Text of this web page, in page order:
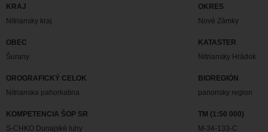
KRAJ
Nitriansky kraj
OKRES
Nové Zámky
OBEC
Šurany
KATASTER
Nitriansky Hrádok
OROGRAFICKÝ CELOK
Nitrianska pahorkatina
BIOREGIÓN
panonsky region
KOMPETENCIA ŠOP SR
S-CHKO Dunajské luhy
TM (1:50 000)
M-34-133-C